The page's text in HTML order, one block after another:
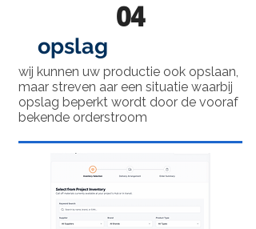
04
opslag
wij kunnen uw productie ook opslaan,
maar streven aar een situatie waarbij
opslag beperkt wordt door de vooraf
bekende orderstroom